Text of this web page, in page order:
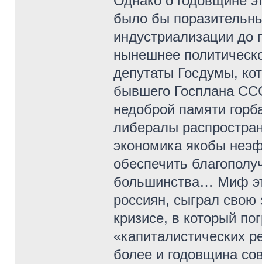
было бы
индустриализации до
нынешнее
депутаты Госдумы,
бывшего Госплана
недоброй памяти
либералы
экономика якобы
обеспечить
большинства… Миф
россиян, сыграл
кризисе, в который
«капиталистических
более и годовщина